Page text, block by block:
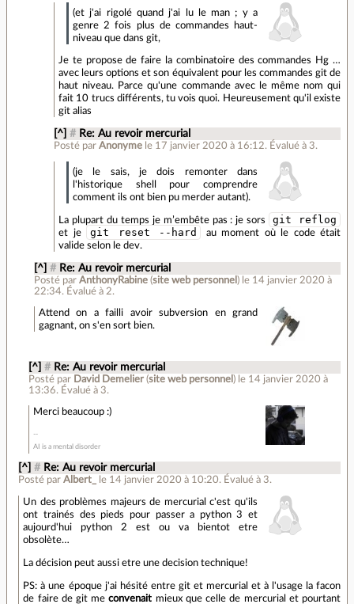
(et j'ai rigolé quand j'ai lu le man ; y a
genre 2 fois plus de commandes haut-
niveau que dans git,
Je te propose de faire la combinatoire des commandes Hg …
avec leurs options et son équivalent pour les commandes git de
haut niveau. Parce qu'une commande avec le même nom qui
fait 10 trucs différents, tu vois quoi. Heureusement qu'il existe
git alias
[^] # Re: Au revoir mercurial
Posté parAnonyme le 17 janvier 2020 à 16:12. Évalué à 3.
(je le sais, je dois remonter dans
l'historique shell pour comprendre
comment ils ont bien pu merder autant).
La plupart du temps je m’embête pas : je sors git reflog
et je git reset --hard
au moment où le code était
valide selon le dev.
[^] # Re: Au revoir mercurial
Posté par AnthonyRabine(site web personnel ) le 14 janvier 2020 à
22:34. Évalué à 2.
Attend on a failli avoir subversion en grand
gagnant, on s'en sort bien.
[^] # Re: Au revoir mercurial
Posté par David Demelier (site web personnel ) le 14 janvier 2020 à
13:36. Évalué à 3.
Merci beaucoup :)
AI is a mental disorder
[^] # Re: Au revoir mercurial
Posté parAlbert_ le 14 janvier 2020 à 10:20. Évalué à 3.
Un des problèmes majeurs de mercurial c'est qu'ils
ont trainés des pieds pour passer a python 3 et
aujourd'hui python 2 est ou va bientot etre
obsolète…
La décision peut aussi etre une decision technique!
PS: à une époque j'ai hésité entre git et mercurial et à l'usage la facon
de faire de git meconvenait mieux que celle de mercurial et pourtant